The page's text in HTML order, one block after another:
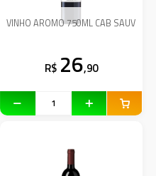
VINHO AROMO 750ML CAB SAUV
R$ 26,90